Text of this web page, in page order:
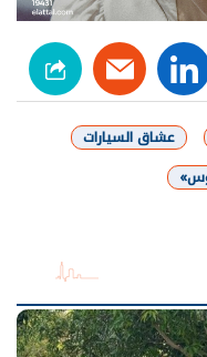
linkedin
عشاق السيارات